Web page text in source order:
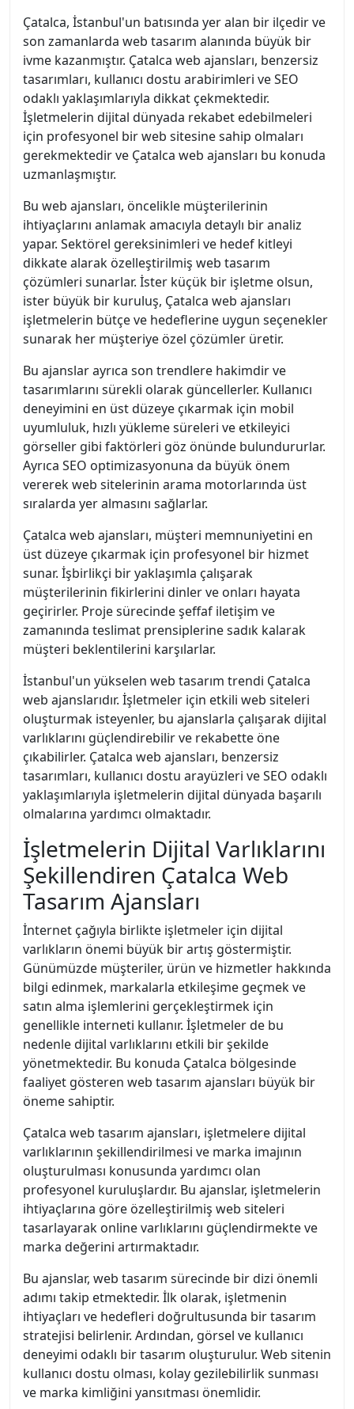
Çatalca, İstanbul'un batısında yer alan bir ilçedir ve
son zamanlarda web tasarım alanında büyük bir
ivme kazanmıştır. Çatalca web ajansları, benzersiz
tasarımları, kullanıcı dostu arabirimleri ve SEO
odaklı yaklaşımlarıyla dikkat çekmektedir.
İşletmelerin dijital dünyada rekabet edebilmeleri
için profesyonel bir web sitesine sahip olmaları
gerekmektedir ve Çatalca web ajansları bu konuda
uzmanlaşmıştır.
Bu web ajansları, öncelikle müşterilerinin
ihtiyaçlarını anlamak amacıyla detaylı bir analiz
yapar. Sektörel gereksinimleri ve hedef kitleyi
dikkate alarak özelleştirilmiş web tasarım
çözümleri sunarlar. İster küçük bir işletme olsun,
ister büyük bir kuruluş, Çatalca web ajansları
işletmelerin bütçe ve hedeflerine uygun seçenekler
sunarak her müşteriye özel çözümler üretir.
Bu ajanslar ayrıca son trendlere hakimdir ve
tasarımlarını sürekli olarak güncellerler. Kullanıcı
deneyimini en üst düzeye çıkarmak için mobil
uyumluluk, hızlı yükleme süreleri ve etkileyici
görseller gibi faktörleri göz önünde bulundururlar.
Ayrıca SEO optimizasyonuna da büyük önem
vererek web sitelerinin arama motorlarında üst
sıralarda yer almasını sağlarlar.
Çatalca web ajansları, müşteri memnuniyetini en
üst düzeye çıkarmak için profesyonel bir hizmet
sunar. İşbirlikçi bir yaklaşımla çalışarak
müşterilerinin fikirlerini dinler ve onları hayata
geçirirler. Proje sürecinde şeffaf iletişim ve
zamanında teslimat prensiplerine sadık kalarak
müşteri beklentilerini karşılarlar.
İstanbul'un yükselen web tasarım trendi Çatalca
web ajanslarıdır. İşletmeler için etkili web siteleri
oluşturmak isteyenler, bu ajanslarla çalışarak dijital
varlıklarını güçlendirebilir ve rekabette öne
çıkabilirler. Çatalca web ajansları, benzersiz
tasarımları, kullanıcı dostu arayüzleri ve SEO odaklı
yaklaşımlarıyla işletmelerin dijital dünyada başarılı
olmalarına yardımcı olmaktadır.
İşletmelerin Dijital Varlıklarını
Şekillendiren Çatalca Web
Tasarım Ajansları
İnternet çağıyla birlikte işletmeler için dijital
varlıkların önemi büyük bir artış göstermiştir.
Günümüzde müşteriler, ürün ve hizmetler hakkında
bilgi edinmek, markalarla etkileşime geçmek ve
satın alma işlemlerini gerçekleştirmek için
genellikle interneti kullanır. İşletmeler de bu
nedenle dijital varlıklarını etkili bir şekilde
yönetmektedir. Bu konuda Çatalca bölgesinde
faaliyet gösteren web tasarım ajansları büyük bir
öneme sahiptir.
Çatalca web tasarım ajansları, işletmelere dijital
varlıklarının şekillendirilmesi ve marka imajının
oluşturulması konusunda yardımcı olan
profesyonel kuruluşlardır. Bu ajanslar, işletmelerin
ihtiyaçlarına göre özelleştirilmiş web siteleri
tasarlayarak online varlıklarını güçlendirmekte ve
marka değerini artırmaktadır.
Bu ajanslar, web tasarım sürecinde bir dizi önemli
adımı takip etmektedir. İlk olarak, işletmenin
ihtiyaçları ve hedefleri doğrultusunda bir tasarım
stratejisi belirlenir. Ardından, görsel ve kullanıcı
deneyimi odaklı bir tasarım oluşturulur. Web sitenin
kullanıcı dostu olması, kolay gezilebilirlik sunması
ve marka kimliğini yansıtması önemlidir.